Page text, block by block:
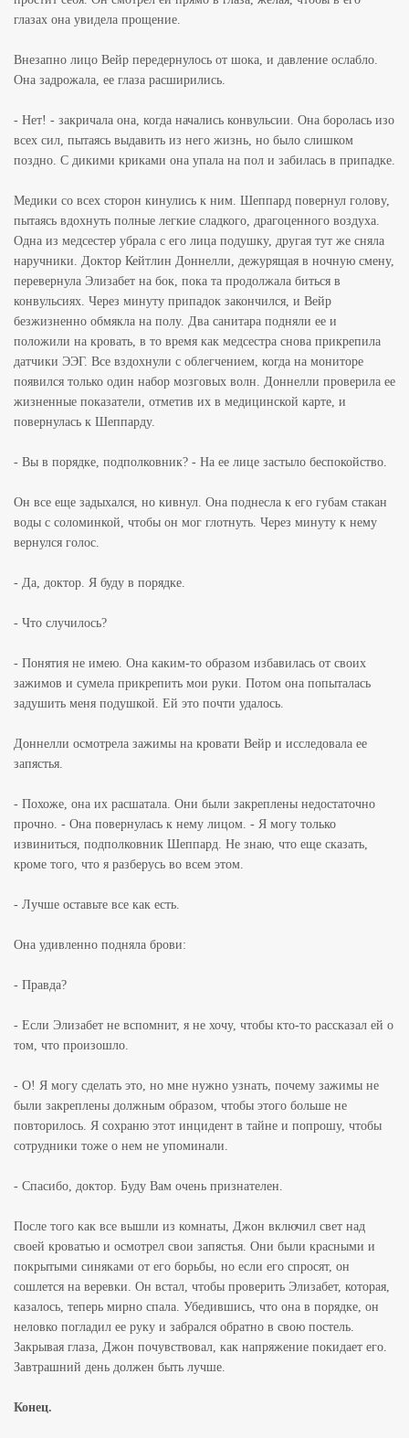
глазах она увидела прощение.
Внезапно лицо Вейр передернулось от шока, и давление ослабло.
Она задрожала, ее глаза расширились.
- Нет! - закричала она, когда начались конвульсии. Она боролась изо
всех сил, пытаясь выдавить из него жизнь, но было слишком
поздно. С дикими криками она упала на пол и забилась в припадке.
Медики со всех сторон кинулись к ним. Шеппард повернул голову,
пытаясь вдохнуть полные легкие сладкого, драгоценного воздуха.
Одна из медсестер убрала с его лица подушку, другая тут же сняла
наручники. Доктор Кейтлин Доннелли, дежурящая в ночную смену,
перевернула Элизабет на бок, пока та продолжала биться в
конвульсиях. Через минуту припадок закончился, и Вейр
безжизненно обмякла на полу. Два санитара подняли ее и
положили на кровать, в то время как медсестра снова прикрепила
датчики ЭЭГ. Все вздохнули с облегчением, когда на мониторе
появился только один набор мозговых волн. Доннелли проверила ее
жизненные показатели, отметив их в медицинской карте, и
повернулась к Шеппарду.
- Вы в порядке, подполковник? - На ее лице застыло беспокойство.
Он все еще задыхался, но кивнул. Она поднесла к его губам стакан
воды с соломинкой, чтобы он мог глотнуть. Через минуту к нему
вернулся голос.
- Да, доктор. Я буду в порядке.
- Что случилось?
- Понятия не имею. Она каким-то образом избавилась от своих
зажимов и сумела прикрепить мои руки. Потом она попыталась
задушить меня подушкой. Ей это почти удалось.
Доннелли осмотрела зажимы на кровати Вейр и исследовала ее
запястья.
- Похоже, она их расшатала. Они были закреплены недостаточно
прочно. - Она повернулась к нему лицом. - Я могу только
извиниться, подполковник Шеппард. Не знаю, что еще сказать,
кроме того, что я разберусь во всем этом.
- Лучше оставьте все как есть.
Она удивленно подняла брови:
- Правда?
- Если Элизабет не вспомнит, я не хочу, чтобы кто-то рассказал ей о
том, что произошло.
- О! Я могу сделать это, но мне нужно узнать, почему зажимы не
были закреплены должным образом, чтобы этого больше не
повторилось. Я сохраню этот инцидент в тайне и попрошу, чтобы
сотрудники тоже о нем не упоминали.
- Спасибо, доктор. Буду Вам очень признателен.
После того как все вышли из комнаты, Джон включил свет над
своей кроватью и осмотрел свои запястья. Они были красными и
покрытыми синяками от его борьбы, но если его спросят, он
сошлется на веревки. Он встал, чтобы проверить Элизабет, которая,
казалось, теперь мирно спала. Убедившись, что она в порядке, он
неловко погладил ее руку и забрался обратно в свою постель.
Закрывая глаза, Джон почувствовал, как напряжение покидает его.
Завтрашний день должен быть лучше.
Конец.